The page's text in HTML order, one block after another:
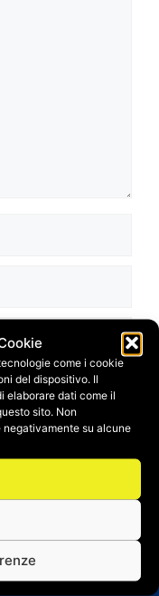
come i cookie
del dispositivo. Il
elaborare dati come il
sito. Non
su alcune
web in questo
che